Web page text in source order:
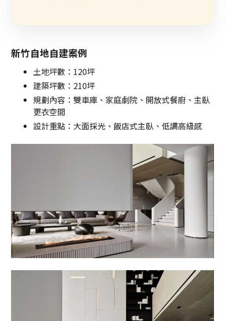
新竹自地自建案例
土地坪數：120坪
建築坪數：210坪
規劃內容：雙車庫、家庭劇院、開放式餐廚、主臥
更衣空間
設計重點：大面採光、飯店式主臥、低調高級感